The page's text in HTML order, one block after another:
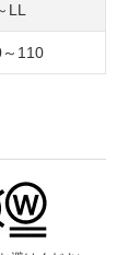
LL
110